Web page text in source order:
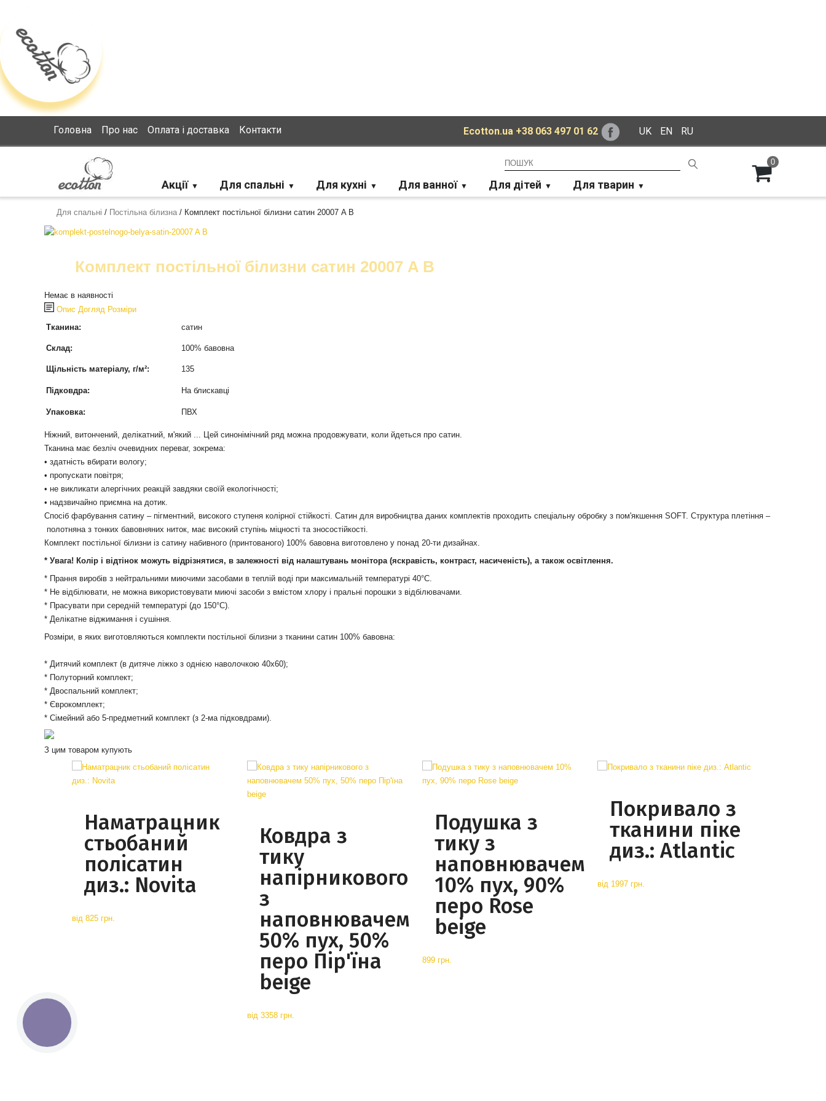
Головна Про нас Оплата і доставка Контакти Ecotton.ua +38 063 497 01 62 UK EN RU
Акції Для спальні Для кухні Для ванної Для дітей Для тварин
0
Для спальні / Постільна білизна/ Комплект постільної білизни сатин 20007 A B
Комплект постільної білизни сатин 20007 A B
Немає в наявності
Опис Догляд Розміри
Тканина:
сатин
Склад: 100% бавовна
Щільність матеріалу, г/м²: 135
Підковдра: На блискавці
Упаковка: ПВХ
Ніжний, витончений, делікатний, м'який ... Цей синонімічний ряд можна продовжувати, коли йдеться про сатин.
Тканина має безліч очевидних переваг, зокрема:
• здатність вбирати вологу;
• пропускати повітря;
• не викликати алергічних реакцій завдяки своїй екологічності;
• надзвичайно приємна на дотик.
Спосіб фарбування сатину – пігментний, високого ступеня колірної стійкості. Сатин для виробництва даних комплектів проходить спеціальну обробку з пом'якшення SOFT. Структура плетіння –
полотняна з тонких бавовняних ниток, має високий ступінь міцності та зносостійкості.
Комплект постільної білизни із сатину набивного (принтованого) 100% бавовна виготовлено у понад 20-ти дизайнах.
* Увага! Колір і відтінок можуть відрізнятися, в залежності від налаштувань монітора (яскравість, контраст, насиченість), а також освітлення.
* Прання виробів з нейтральними миючими засобами в теплій воді при максимальній температурі 40°С.
* Не відбілювати, не можна використовувати миючі засоби з вмістом хлору і пральні порошки з відбілювачами.
* Прасувати при середній температурі (до 150°С).
* Делікатне віджимання і сушіння.
Розміри, в яких виготовляються комплекти постільної білизни з тканини сатин 100% бавовна:
* Дитячий комплект (в дитяче ліжко з однією наволочкою 40х60);
* Полуторний комплект;
* Двоспальний комплект;
* Єврокомплект;
* Сімейний або 5-предметний комплект (з 2-ма підковдрами).
З цим товаром купують
Наматрацник
стьобаний
полісатин
диз.: Novita
від 825 грн.
Ковдра з
тику
напірникового
з
наповнювачем
50% пух, 50%
перо Пір'їна
beige
від 3358 грн.
Подушка з
тику з
наповнювачем
10% пух, 90%
перо Rose
beige
899 грн.
Покривало з
тканини піке
диз.: Atlantic
від 1997 грн.